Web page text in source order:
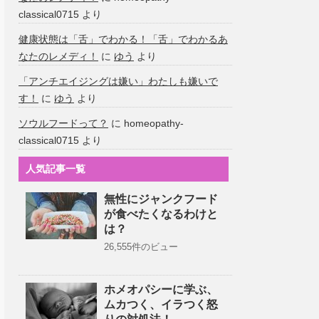
classical0715 より
健康状態は「舌」でわかる！「舌」でわかるあ
なたのレメディ！
に ゆう より
「アンチエイジングは嫌い」わたしも嫌いで
す！
に ゆう より
ソウルフードって？ に homeopathy-
classical0715 より
人気記事一覧
無性にジャンクフード
が食べたくなるわけと
は？
26,555件のビュー
ホメオパシーに学ぶ、
ムカつく、イラつく怒